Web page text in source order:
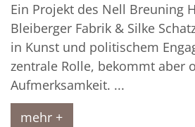
Ein Projekt des Nell Breuning
Bleiberger Fabrik & Silke
in Kunst und politischem
zentrale Rolle, bekommt aber
Aufmerksamkeit. ...
mehr +